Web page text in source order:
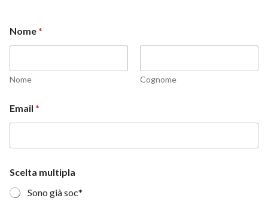
Nome*
Nome Cognome
o
m
m
l
t
i
Email *
Scelta multipla
Sono già soc*